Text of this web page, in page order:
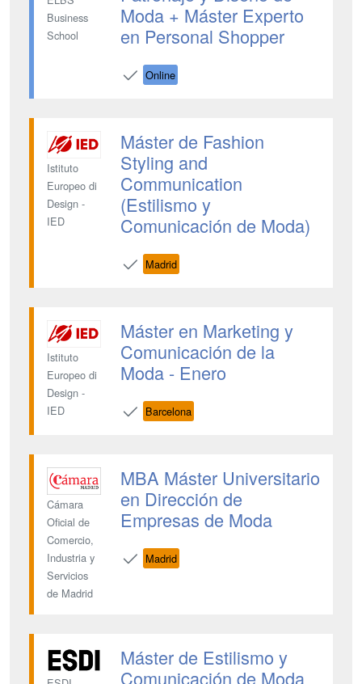
Business
School
Moda + Máster Experto
en Personal Shopper
Online
Istituto
Europeo di
Design -
IED
Máster de Fashion
Styling and
Communication
(Estilismo y
Comunicación de Moda)
Madrid
Istituto
Europeo di
Design -
IED
Máster en Marketing y
Comunicación de la
Moda - Enero
Barcelona
Cámara
Oficial de
Comercio,
Industria y
Servicios
de Madrid
MBA Máster Universitario
en Dirección de
Empresas de Moda
Madrid
Máster de Estilismo y
Comunicación de Moda